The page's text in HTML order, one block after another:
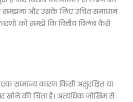
और उसके लिए उचित समाधान
को समझें कि वित्तीय विलंब कैसे
सामान्य कारण किसी असुरक्षित या
की चिंता है। अत्यधिक जोखिम से